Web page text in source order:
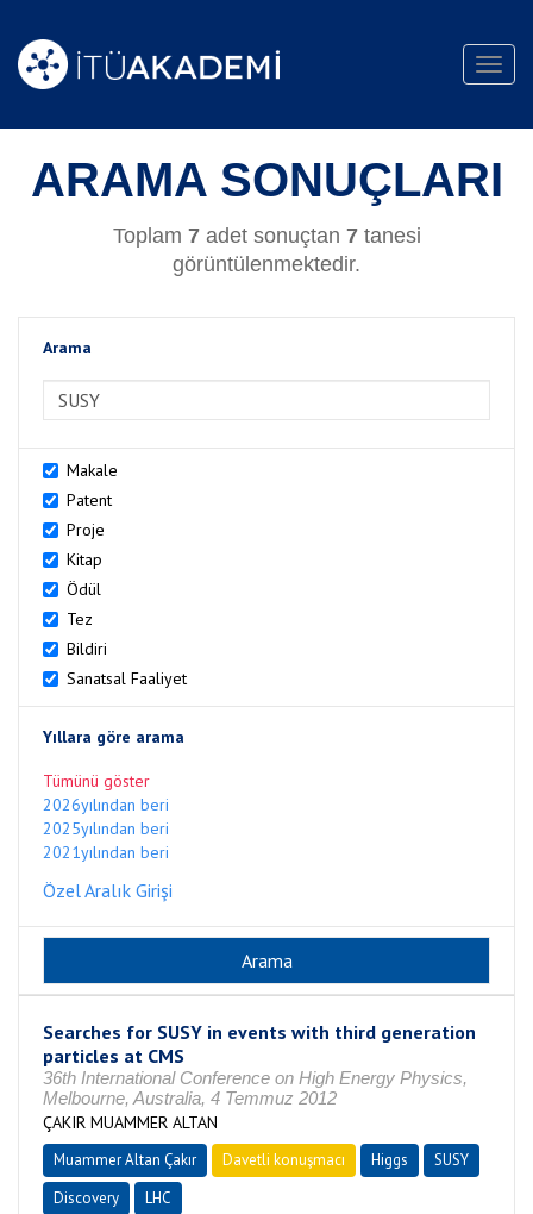
ARAMA SONUÇLARI
Toplam 7adet sonuçtan 7tanesi
görüntülenmektedir.
Arama
Makale
Patent
Proje
Kitap
Ödül
Tez
Bildiri
Sanatsal Faaliyet
Yıllara göre arama
Tümünü göster
2026yılından beri
2025yılından beri
2021yılından beri
Özel Aralık Girişi
Searches for SUSY in events with third generation
particles at CMS
36th International Conference on High Energy Physics,
Melbourne, Australia, 4 Temmuz 2012
ÇAKIR MUAMMER ALTAN
Muammer Altan Çakır Davetli konuşmacı Higgs
SUSY
Discovery
LHC